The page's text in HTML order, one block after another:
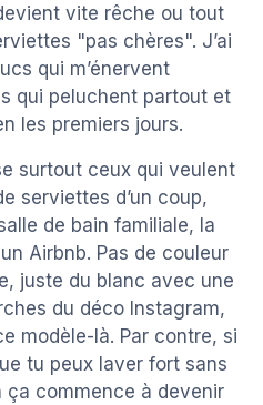
vite rêche ou tout
"pas chères". J’ai
qui m’énervent
qui peluchent partout et
les premiers jours.
surtout ceux qui veulent
serviettes d’un coup,
de bain familiale, la
Airbnb. Pas de couleur
juste du blanc avec une
du déco Instagram,
modèle-là. Par contre, si
tu peux laver fort sans
ça commence à devenir